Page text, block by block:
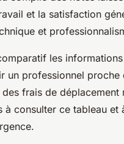
et la satisfaction
et
les
un professionnel
frais de déplacement
à consulter ce tableau